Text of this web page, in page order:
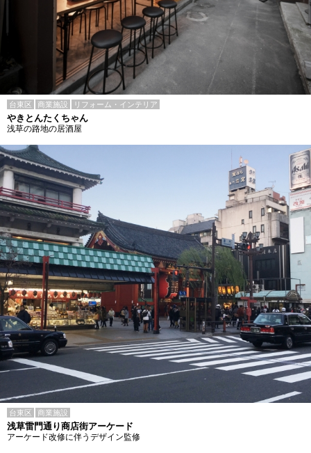
台東区 商業施設 リフォーム・インテリア
やきとんたくちゃん
浅草の路地の居酒屋
台東区 商業施設
浅草雷門通り商店街アーケード
アーケード改修に伴うデザイン監修